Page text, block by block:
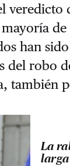
veredicto
de
han
del robo
también
La
larga